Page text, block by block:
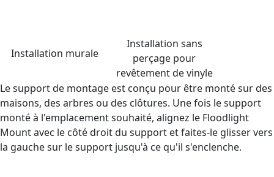
Installation murale
Installation sans
perçage pour
revêtement de vinyle
Le support de montage est conçu pour être monté sur des
maisons, des arbres ou des clôtures. Une fois le support
monté à l'emplacement souhaité, alignez le Floodlight
Mount avec le côté droit du support et faites-le glisser vers
la gauche sur le support jusqu'à ce qu'il s'enclenche.